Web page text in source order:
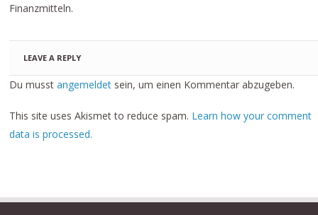
Finanzmitteln.
LEAVE A REPLY
Du musstangemeldet sein, um einen Kommentar abzugeben.
This site uses Akismet to reduce spam. Learn how your comment
data is processed.